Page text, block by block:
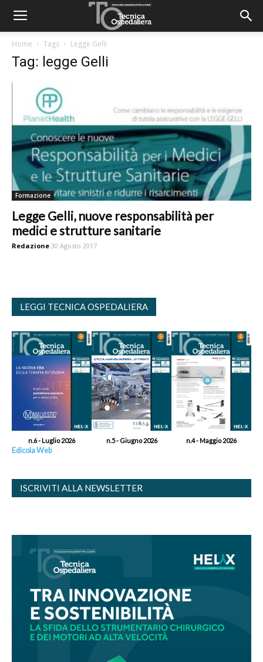
Home Tags Legge Gelli
Tag: legge Gelli
Formazione
Legge Gelli, nuove responsabilità per
medici e strutture sanitarie
Redazione 30 Agosto 2017
LEGGI TECNICA OSPEDALIERA
n.6 - Luglio 2026 n.5 - Giugno 2026 n.4 - Maggio 2026
Edicola Web
ISCRIVITI ALLA NEWSLETTER